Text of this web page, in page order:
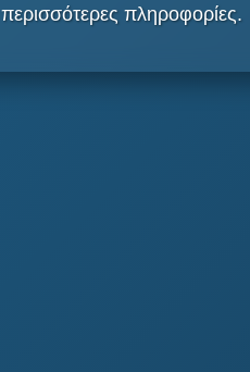
περισσότερες πληροφορίες.